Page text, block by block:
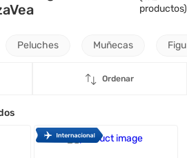
productos)
Peluches Muñecas
Ordenar